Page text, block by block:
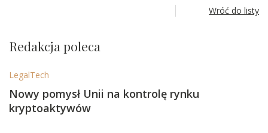
Wróć do listy
Redakcja poleca
LegalTech
Nowy pomysł Unii na kontrolę rynku
kryptoaktywów